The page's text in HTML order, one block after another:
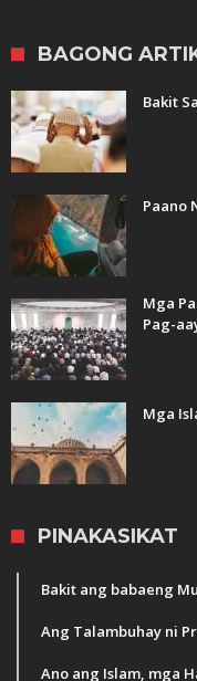
BAGONG
Bakit
Paano
Mga
Pag-
Mga
PINAKASIKAT
Bakit ang babaeng
Ano ang Islam, mga